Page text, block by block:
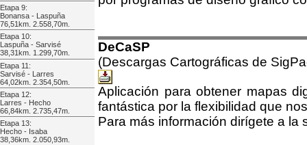
Etapa 9:
Bonansa - Laspuña
76,51km. 2.558,70m.
Etapa 10:
Laspuña - Sarvisé
38,31km. 1.299,70m.
Etapa 11:
Sarvisé - Larres
64,02km. 2.354,50m.
Etapa 12:
Larres - Hecho
66,84km. 2.735,47m.
Etapa 13:
Hecho - Isaba
38,36km. 2.050,93m.
DeCaSP
(Descargas Cartográficas de
Aplicación para obtener mapas
fantástica por la flexibilidad que
Para más información dirígete a la